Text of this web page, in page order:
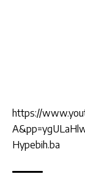
https://
Hypebih.ba